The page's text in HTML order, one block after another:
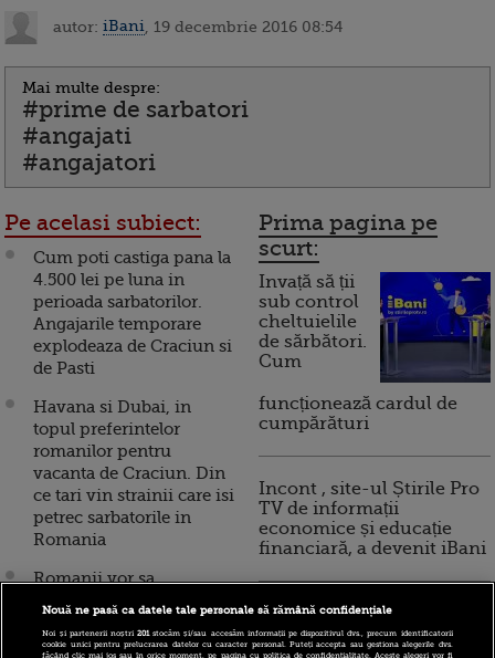
autor: iBani , 19 decembrie 2016 08:54
Mai multe despre:
#prime de sarbatori
#angajati
#angajatori
Pe acelasi subiect:
Cum poti castiga pana la
4.500 lei pe luna in
perioada sarbatorilor.
Angajarile temporare
explodeaza de Craciun si
de Pasti
Havana si Dubai, in
topul preferintelor
romanilor pentru
vacanta de Craciun. Din
ce tari vin strainii care isi
petrec sarbatorile in
Romania
Romanii vor sa
cadourile de Craciun,
mai mult ca olandezii
Prima pagina pe
scurt:
Invață să ții
sub control
cheltuielile
de sărbători.
Cum
funcționează cardul de
cumpărături
Incont , site-ul Știrile Pro
TV de informații
economice și educație
financiară, a devenit iBani
10 reguli pentru decizii
financiare inteligente
Nouă ne pasă ca datele tale personale să rămână confidențiale
Noi și partenerii noștri201stocăm și/sau accesăm informații pe dispozitivul dvs., precum identificatorii
cookie unici pentru prelucrarea datelor cu caracter personal. Puteți accepta sau gestiona alegerile dvs.
făcând clic mai jos sau în orice moment, pe pagina cu politica de confidențialitate. Aceste alegeri vor fi